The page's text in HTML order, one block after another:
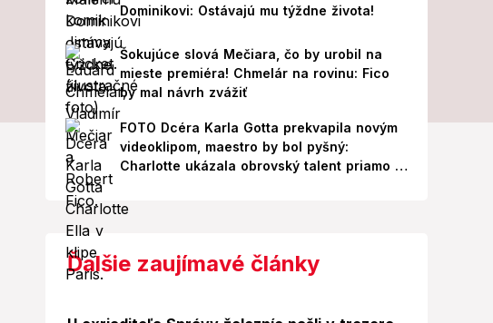
Dominikovi: Ostávajú mu týždne života!
Šokujúce slová Mečiara, čo by urobil na
mieste premiéra! Chmelár na rovinu: Fico
by mal návrh zvážiť
FOTO Dcéra Karla Gotta prekvapila novým
videoklipom, maestro by bol pyšný:
Charlotte ukázala obrovský talent priamo v
Ďalšie zaujímavé články